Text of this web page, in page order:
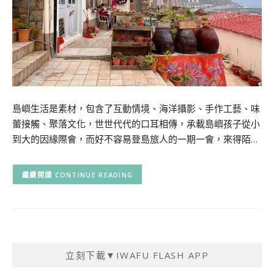
島嶼生活是素材，包含了互動情境、海洋攝影、手作工藝、味
蕾接觸、聚落文化，世世代代的口耳相傳，承載島嶼孩子從小
到大的因緣際會，而好不容易登島旅人的一期一會，來得陌…
CONTINUE READING
立刻下載▼IWAFU FLASH APP